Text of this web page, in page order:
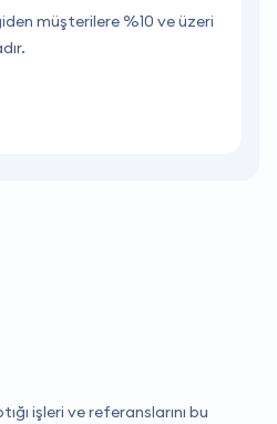
müşterilere %10 ve üzeri
işleri ve referanslarını bu